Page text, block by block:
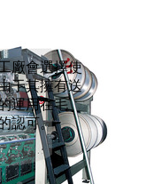
廠會選擇使
于其擁有送
運用在毛
認可。